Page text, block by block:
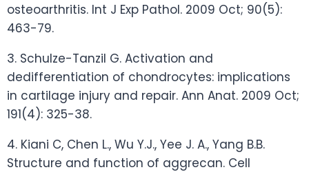
osteoarthritis. Int J Exp Pathol. 2009 Oct; 90(5):
463-79.
3. Schulze-Tanzil G. Activation and
dedifferentiation of chondrocytes: implications
in cartilage injury and repair. Ann Anat. 2009 Oct;
191(4): 325-38.
4. Kiani C, Chen L., Wu Y.J., Yee J. A., Yang B.B.
Structure and function of aggrecan. Cell